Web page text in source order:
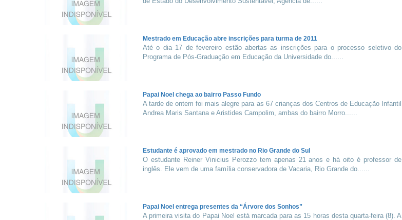
Mestrado em Educação abre inscrições para turma de 2011
Até o dia 17 de fevereiro estão abertas as inscrições para o processo seletivo do
Programa de Pós-Graduação em Educação da Universidade do......
Papai Noel chega ao bairro Passo Fundo
A tarde de ontem foi mais alegre para as 67 crianças dos Centros de Educação Infantil
Andrea Maris Santana e Aristides Campolim, ambas do bairro Morro......
Estudante é aprovado em mestrado no Rio Grande do Sul
O estudante Reiner Vinicius Perozzo tem apenas 21 anos e há oito é professor de
inglês. Ele vem de uma família conservadora de Vacaria, Rio Grande do......
Papai Noel entrega presentes da “Árvore dos Sonhos”
A primeira visita do Papai Noel está marcada para as 15 horas desta quarta-feira (8). A